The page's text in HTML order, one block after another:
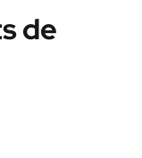
de